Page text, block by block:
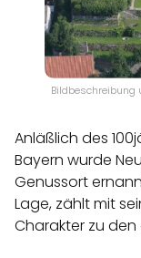
Bildbeschreibung
Anläßlich des
Bayern wurde
Genussort
Lage, zählt mit
Charakter zu